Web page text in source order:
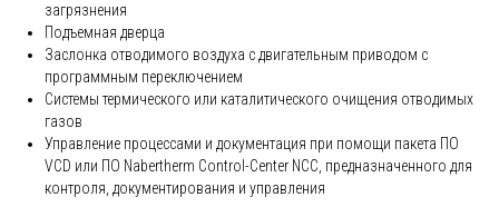
загрязнения
Подъемная дверца
Заслонка отводимого воздуха с двигательным приводом с
программным переключением
Системы термического или каталитического очищения отводимых
газов
Управление процессами и документация при помощи пакета ПО
VCD или ПО Nabertherm Control-Center NCC, предназначенного для
контроля, документирования и управления